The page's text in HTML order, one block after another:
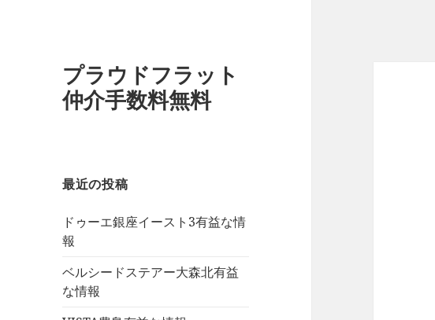
プラウドフラット
仲介手数料無料
最近の投稿
ドゥーエ銀座イースト3有益な情
報
ベルシードステアー大森北有益
な情報